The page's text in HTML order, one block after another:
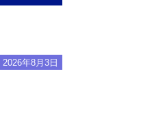
2026年8月3日